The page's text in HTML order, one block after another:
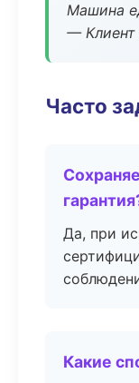
Машина
— Клиент
Часто
Да, при
Какие